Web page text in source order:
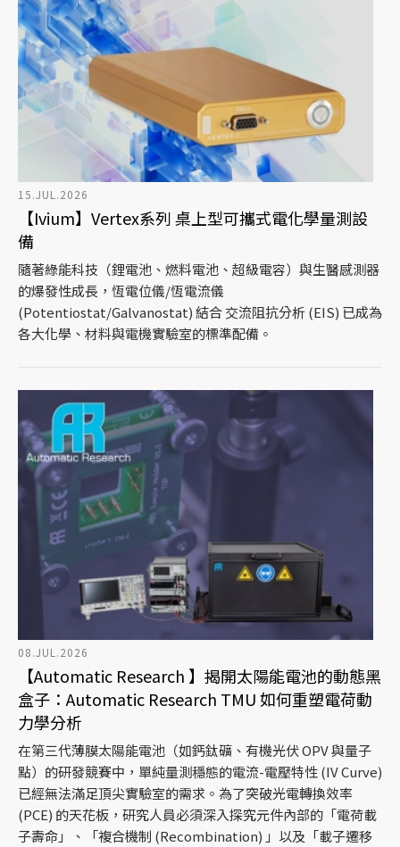
15.JUL.2026
【Ivium】Vertex系列 桌上型可攜式電化學量測設
備
隨著綠能科技（鋰電池、燃料電池、超級電容）與生醫感測器
的爆發性成長，恆電位儀/恆電流儀
(Potentiostat/Galvanostat) 結合 交流阻抗分析 (EIS) 已成為
各大化學、材料與電機實驗室的標準配備。
08.JUL.2026
【Automatic Research 】揭開太陽能電池的動態黑
盒子：Automatic Research TMU 如何重塑電荷動
力學分析
在第三代薄膜太陽能電池（如鈣鈦礦、有機光伏 OPV 與量子
點）的研發競賽中，單純量測穩態的電流-電壓特性 (IV Curve)
已經無法滿足頂尖實驗室的需求。為了突破光電轉換效率
(PCE) 的天花板，研究人員必須深入探究元件內部的「電荷載
子壽命」、「複合機制 (Recombination) 」以及「載子遷移